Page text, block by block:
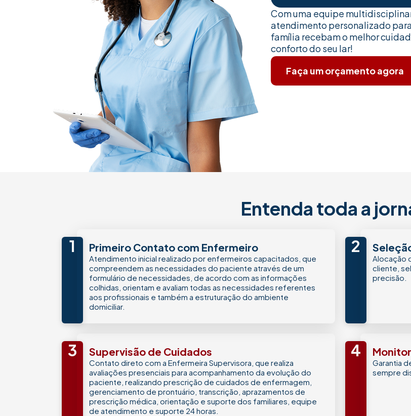
Com uma equipe
atendimento personalizado
família recebam o melhor
conforto do seu lar!
Faça um orçamento agora
Entenda toda a
1 Primeiro Contato com Enfermeiro
Atendimento inicial realizado por enfermeiros capacitados, que
compreendem as necessidades do paciente através de um
formulário de necessidades, de acordo com as informações
colhidas, orientam e avaliam todas as necessidades referentes
aos profissionais e também a estruturação do ambiente
domiciliar.
2
Alocação
cliente,
precisão.
3 Supervisão de Cuidados
Contato direto com a Enfermeira Supervisora, que realiza
avaliações presenciais para acompanhamento da evolução do
paciente, realizando prescrição de cuidados de enfermagem,
gerenciamento de prontuário, transcrição, aprazamentos de
prescrição médica, orientação e suporte dos familiares, equipe
de atendimento e suporte 24 horas.
4
Garantia
sempre